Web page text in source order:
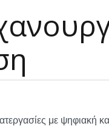
με ψηφιακή